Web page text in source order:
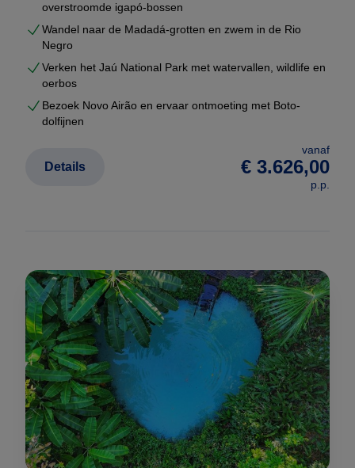
overstroomde igapó-bossen
Wandel naar de Madadá-grotten en zwem in de Rio
Negro
Verken het Jaú National Park met watervallen, wildlife en
oerbos
Bezoek Novo Airão en ervaar ontmoeting met Boto-
dolfijnen
vanaf
€ 3.626,00
p.p.
Details